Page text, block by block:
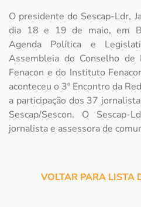
O presidente do Sescap-Ldr,
dia 18 e 19 de maio, em
Agenda Política e
Assembleia do Conselho de
Fenacon e do Instituto
aconteceu o 3º Encontro da
a participação dos 37
Sescap/Sescon. O
jornalista e assessora de
VOLTAR PARA LISTA